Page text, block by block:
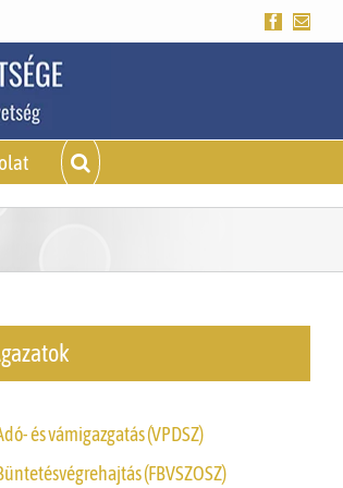
Facebook
és vámigazgatás (VPDSZ)
(FBVSZOSZ)